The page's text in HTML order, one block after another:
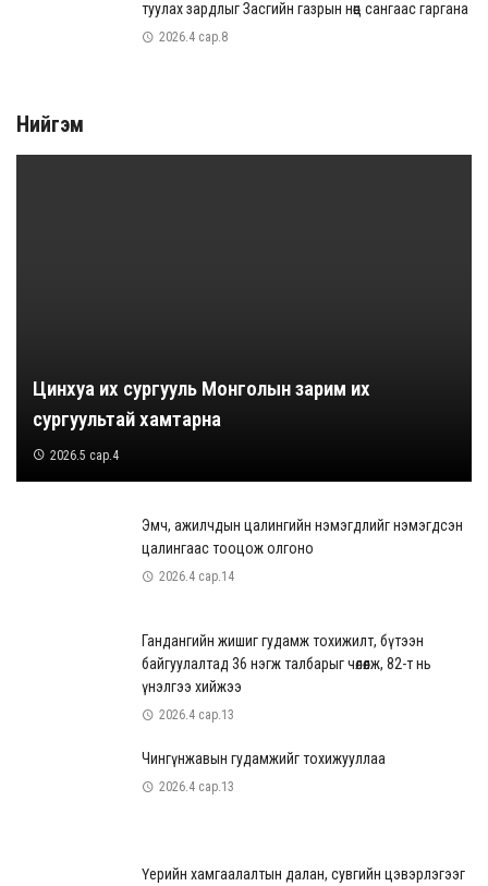
туулах зардлыг Засгийн газрын нөөц сангаас гаргана
2026.4 сар.8
Нийгэм
Цинхуа их сургууль Монголын зарим их
сургуультай хамтарна
2026.5 сар.4
Эмч, ажилчдын цалингийн нэмэгдлийг нэмэгдсэн
цалингаас тооцож олгоно
2026.4 сар.14
Гандангийн жишиг гудамж тохижилт, бүтээн
байгуулалтад 36 нэгж талбарыг чөлөөлж, 82-т нь
үнэлгээ хийжээ
2026.4 сар.13
Чингүнжавын гудамжийг тохижууллаа
2026.4 сар.13
Үерийн хамгаалалтын далан, сувгийн цэвэрлэгээг